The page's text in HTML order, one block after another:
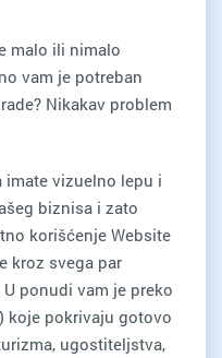
malo ili nimalo
vam je potreban
Nikakav problem
imate vizuelno lepu i
biznisa i zato
korišćenje Website
kroz svega par
ponudi vam je preko
koje pokrivaju gotovo
ugostiteljstva,